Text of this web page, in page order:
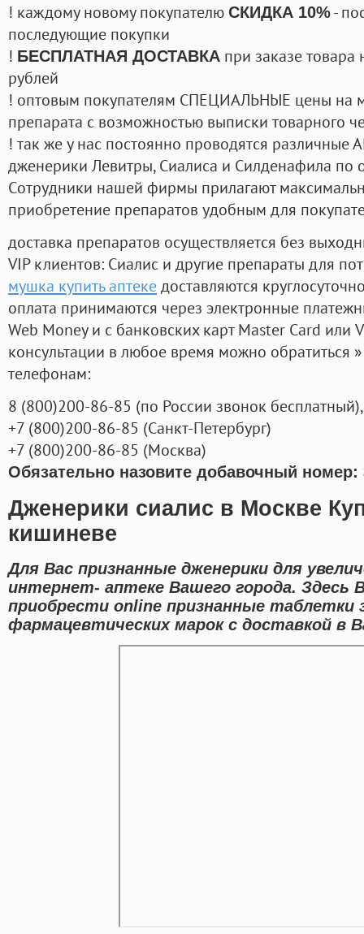
! каждому новому покупателю СКИДКА 10%-
последующие покупки
! БЕСПЛАТНАЯ ДОСТАВКА при заказе
рублей
! оптовым покупателям СПЕЦИАЛЬНЫЕ цены на
препарата с возможностью выписки товарного
! так же у нас постоянно проводятся
дженерики Левитры, Сиалиса и Силденафила по
Cотрудники нашей фирмы прилагают
приобретение препаратов удобным для
доставка препаратов осуществляется без
VIP клиентов: Сиалис и другие препараты для
мушка купить аптекедоставляются
оплата принимаются через электронные
Web Money и с банковских карт Master Card или
консультации в любое время можно обратиться
телефонам:
8 (800)200-86-85 (по России звонок бесплатный),
+7 (800)200-86-85 (Санкт-Петербург)
+7 (800)200-86-85 (Москва)
Обязательно назовите добавочный номер:
Дженерики сиалис в Москве
кишиневе
Для Вас признанные дженерики для
интернет- аптеке Вашего города. Здесь
приобрести online признанные таблетки
фармацевтических марок с доставкой в